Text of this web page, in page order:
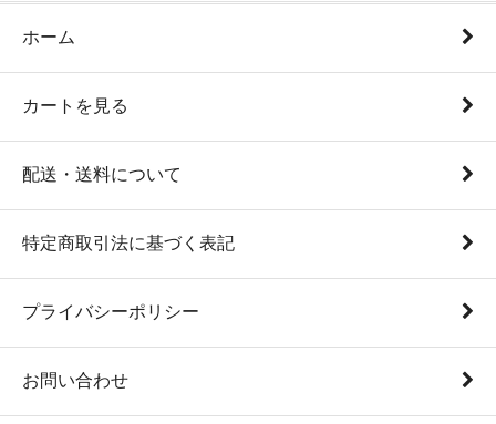
ホーム
カートを見る
配送・送料について
特定商取引法に基づく表記
プライバシーポリシー
お問い合わせ